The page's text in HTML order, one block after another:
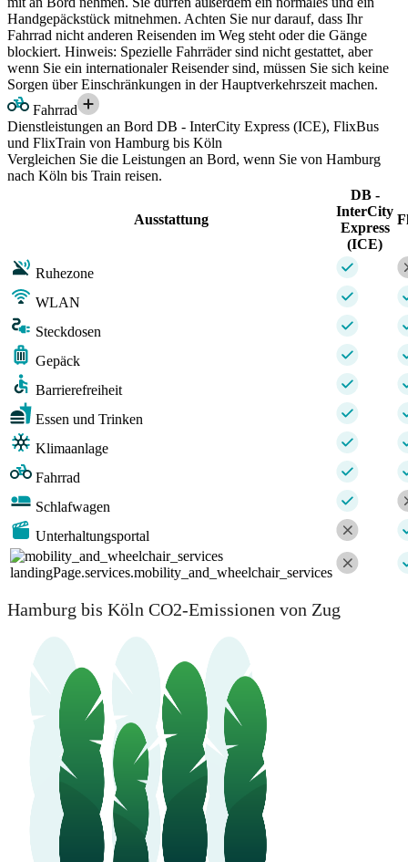
Handgepäckstück mitnehmen. Achten Sie nur darauf, dass Ihr
Fahrrad nicht anderen Reisenden im Weg steht oder die Gänge
blockiert. Hinweis: Spezielle Fahrräder sind nicht gestattet, aber
wenn Sie ein internationaler Reisender sind, müssen Sie sich keine
Sorgen über Einschränkungen in der Hauptverkehrszeit machen.
Fahrrad
Dienstleistungen an Bord DB - InterCity Express (ICE), FlixBus
und FlixTrain von Hamburg bis Köln
Vergleichen Sie die Leistungen an Bord, wenn Sie von Hamburg
nach Köln bis Train reisen.
Ausstattung
DB -
InterCity
Express
(ICE)
Ruhezone
WLAN
Steckdosen
Gepäck
Barrierefreiheit
Essen und Trinken
Klimaanlage
Fahrrad
Schlafwagen
Unterhaltungsportal
landingPage.services.mobility_and_wheelchair_services
Hamburg bis Köln CO2-Emissionen von Zug